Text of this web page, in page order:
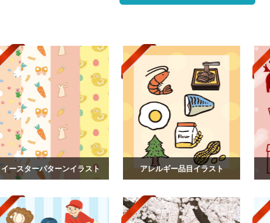
イースターパターンイラスト アレルギー品目イラスト